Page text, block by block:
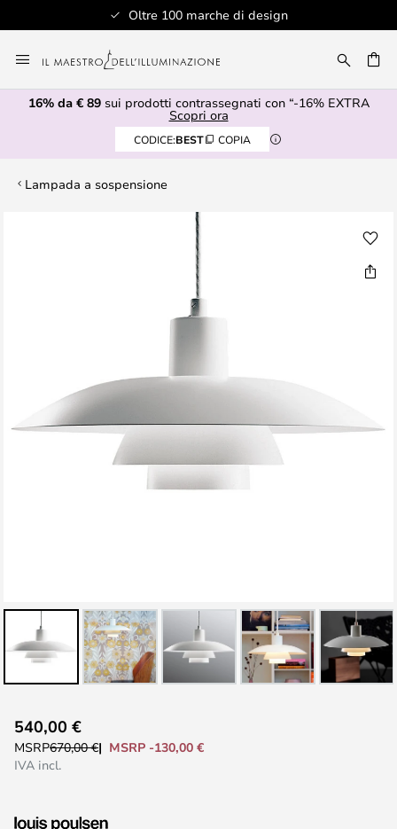
Oltre 100 marche di design
al
contenuto
16% da € 89sui prodotti contrassegnati con “-16% EXTRA
Scopri ora
CODICE:BEST COPIA
Lampada a sospensione
all'inizio
della
immagini
540,00 €
MSRP670,00 €
MSRP -130,00 €
IVA incl.